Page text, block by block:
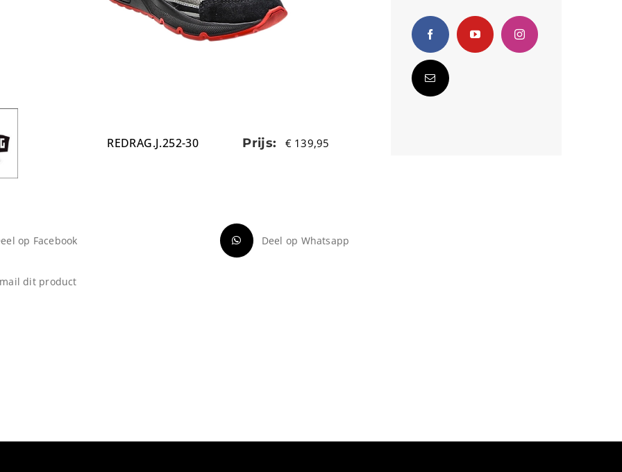
REDRAG.J.252-30 Prijs: €139,95
op Facebook Deel op Whatsapp
dit product